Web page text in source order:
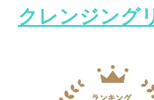
クレンジング